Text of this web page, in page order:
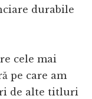
durabile
cele mai
pe care am
de alte titluri